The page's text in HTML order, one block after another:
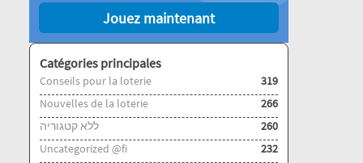
Jouez maintenant
Catégories principales
Conseils pour la loterie
319
Nouvelles de la loterie
266
ללא קטגוריה
260
Uncategorized @fi
232